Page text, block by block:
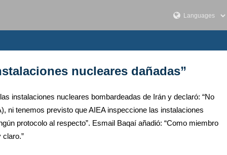
nucleares dañadas”
instalaciones nucleares bombardeadas de Irán y declaró: “No
ni tenemos previsto que AIEA inspeccione las instalaciones
protocolo al respecto”. Esmail Baqaí añadió: “Como miembro